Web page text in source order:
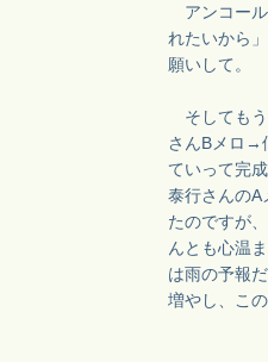
アンコール
れたいから
願いして。
そしてもう
さんBメロ→
ていって完
泰行さんのA
たのですが
んとも心温
は雨の予報
増やし、こ